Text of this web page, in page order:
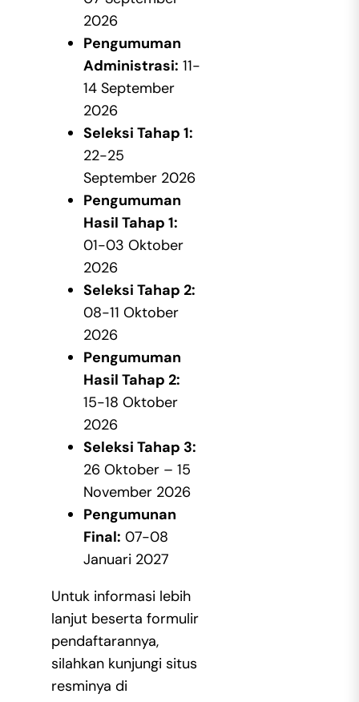
2026
Pengumuman
Administrasi: 11-
14 September
2026
Seleksi Tahap 1:
22-25
September 2026
Pengumuman
Hasil Tahap 1:
01-03 Oktober
2026
Seleksi Tahap 2:
08-11 Oktober
2026
Pengumuman
Hasil Tahap 2:
15-18 Oktober
2026
Seleksi Tahap 3:
26 Oktober – 15
November 2026
Pengumunan
Final: 07-08
Januari 2027
Untuk informasi lebih
lanjut beserta formulir
pendaftarannya,
silahkan kunjungi situs
resminya di